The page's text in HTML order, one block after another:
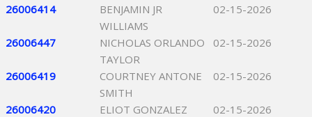
26006414
BENJAMIN JR
WILLIAMS
02-15-2026
26006447
NICHOLAS ORLANDO
TAYLOR
02-15-2026
26006419
COURTNEY ANTONE
SMITH
02-15-2026
26006420
ELIOT GONZALEZ
02-15-2026